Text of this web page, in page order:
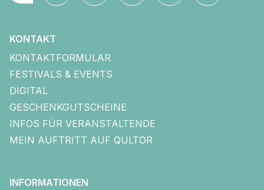
KONTAKT
KONTAKTFORMULAR
FESTIVALS & EVENTS
DIGITAL
GESCHENKGUTSCHEINE
INFOS FÜR VERANSTALTENDE
MEIN AUFTRITT AUF QULTOR
INFORMATIONEN